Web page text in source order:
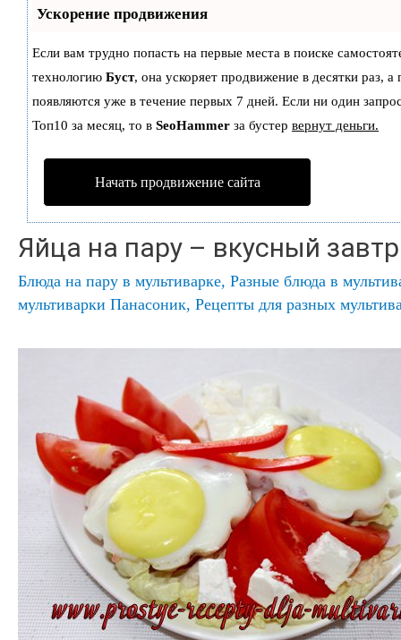
Ускорение продвижения
Если вам трудно попасть на первые места в поиске
технологию Буст, она ускоряет продвижение в десятки раз, а
появляются уже в течение первых 7 дней. Если ни один
Топ10 за месяц, то в SeoHammer за бустер вернут деньги.
Начать продвижение сайта
Яйца на пару – вкусный
Блюда на пару в мультиварке, Разные блюда в
мультиварки Панасоник, Рецепты для разных